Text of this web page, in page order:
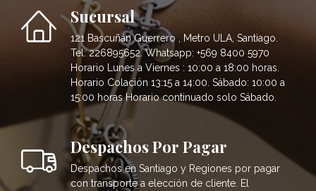
Sucursal
121 Bascuñán Guerrero , Metro ULA, Santiago.
Tel: 226895652. Whatsapp: +569 8400 5970
Horario Lunes a Viernes : 10:00 a 18:00 horas.
Horario Colación 13:15 a 14:00. Sábado: 10:00 a
15:00 horas Horario continuado solo Sábado.
Despachos Por Pagar
Despachos en Santiago y Regiones por pagar
con transporte a elección de cliente. El